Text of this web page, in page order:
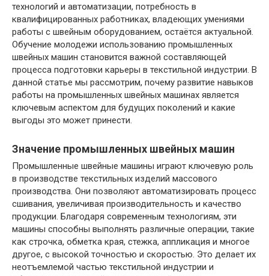
технологий и автоматизации, потребность в
квалифицированных работниках, владеющих умениями
работы с швейным оборудованием, остаётся актуальной.
Обучение молодежи использованию промышленных
швейных машин становится важной составляющей
процесса подготовки карьеры в текстильной индустрии. В
данной статье мы рассмотрим, почему развитие навыков
работы на промышленных швейных машинах является
ключевым аспектом для будущих поколений и какие
выгоды это может принести.
Значение промышленных швейных машин
Промышленные швейные машины играют ключевую роль
в производстве текстильных изделий массового
производства. Они позволяют автоматизировать процесс
сшивания, увеличивая производительность и качество
продукции. Благодаря современным технологиям, эти
машины способны выполнять различные операции, такие
как строчка, обметка края, стежка, аппликация и многое
другое, с высокой точностью и скоростью. Это делает их
неотъемлемой частью текстильной индустрии и